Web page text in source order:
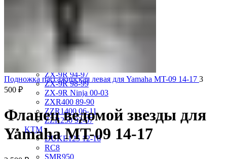
ZX-6R 03-04
ZX-6R 07-08
ZX-6R 09-17
ZX-6R 13-16
ZX-6R 98-99
ZX-9R 94-97
ZX-9R 98-99
ZX-9R Ninja 00-03
ZXR400 89-90
ZZR1400 06-11
ZZR250 92-07
KTM
DUKE125 12-16
RC8
SMR950
Подножка пассажирская левая для Yamaha MT-09 14-17 3
500 ₽
Фланец ведомой звезды для
Yamaha MT-09 14-17